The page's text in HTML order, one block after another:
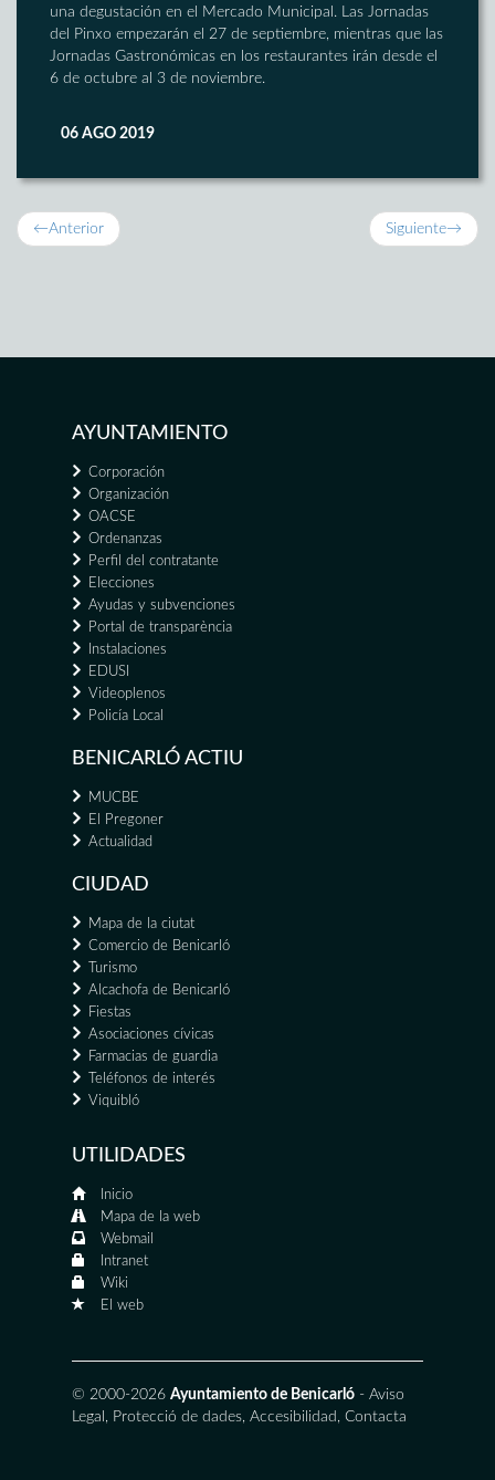
una degustación en el Mercado Municipal. Las Jornadas
del Pinxo empezarán el 27 de septiembre, mientras que las
Jornadas Gastronómicas en los restaurantes irán desde el
6 de octubre al 3 de noviembre.
06 AGO 2019
←Anterior Siguiente→
AYUNTAMIENTO
Corporación
Organización
OACSE
Ordenanzas
Perfil del contratante
Elecciones
Ayudas y subvenciones
Portal de transparència
Instalaciones
EDUSI
Videoplenos
Policía Local
BENICARLÓ ACTIU
MUCBE
El Pregoner
Actualidad
CIUDAD
Mapa de la ciutat
Comercio de Benicarló
Turismo
Alcachofa de Benicarló
Fiestas
Asociaciones cívicas
Farmacias de guardia
Teléfonos de interés
Viquibló
UTILIDADES
Inicio
Mapa de la web
Webmail
Intranet
Wiki
El web
© 2000-2026 Ayuntamiento de Benicarló - Aviso
Legal , Protecció de dades, Accesibilidad , Contacta